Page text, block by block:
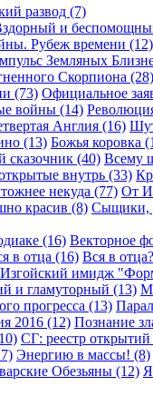
развод (7)
и
Рубеж времени (12)
Земляных
Скорпиона (28)
(73) Официальное
войны (14)
Англия (16)
(13) Божья коровка
сказочник (40) Всему
внутрь (33)
некуда (77) От
красив (8) Сыщики,
(16) Векторное
в отца (16) Вся в
Изгойский имидж
и гламуторный (13)
прогресса (13)
2016 (12) Познание
СГ: реестр открытий
Энергию в массы! (8)
Обезьяны (12)